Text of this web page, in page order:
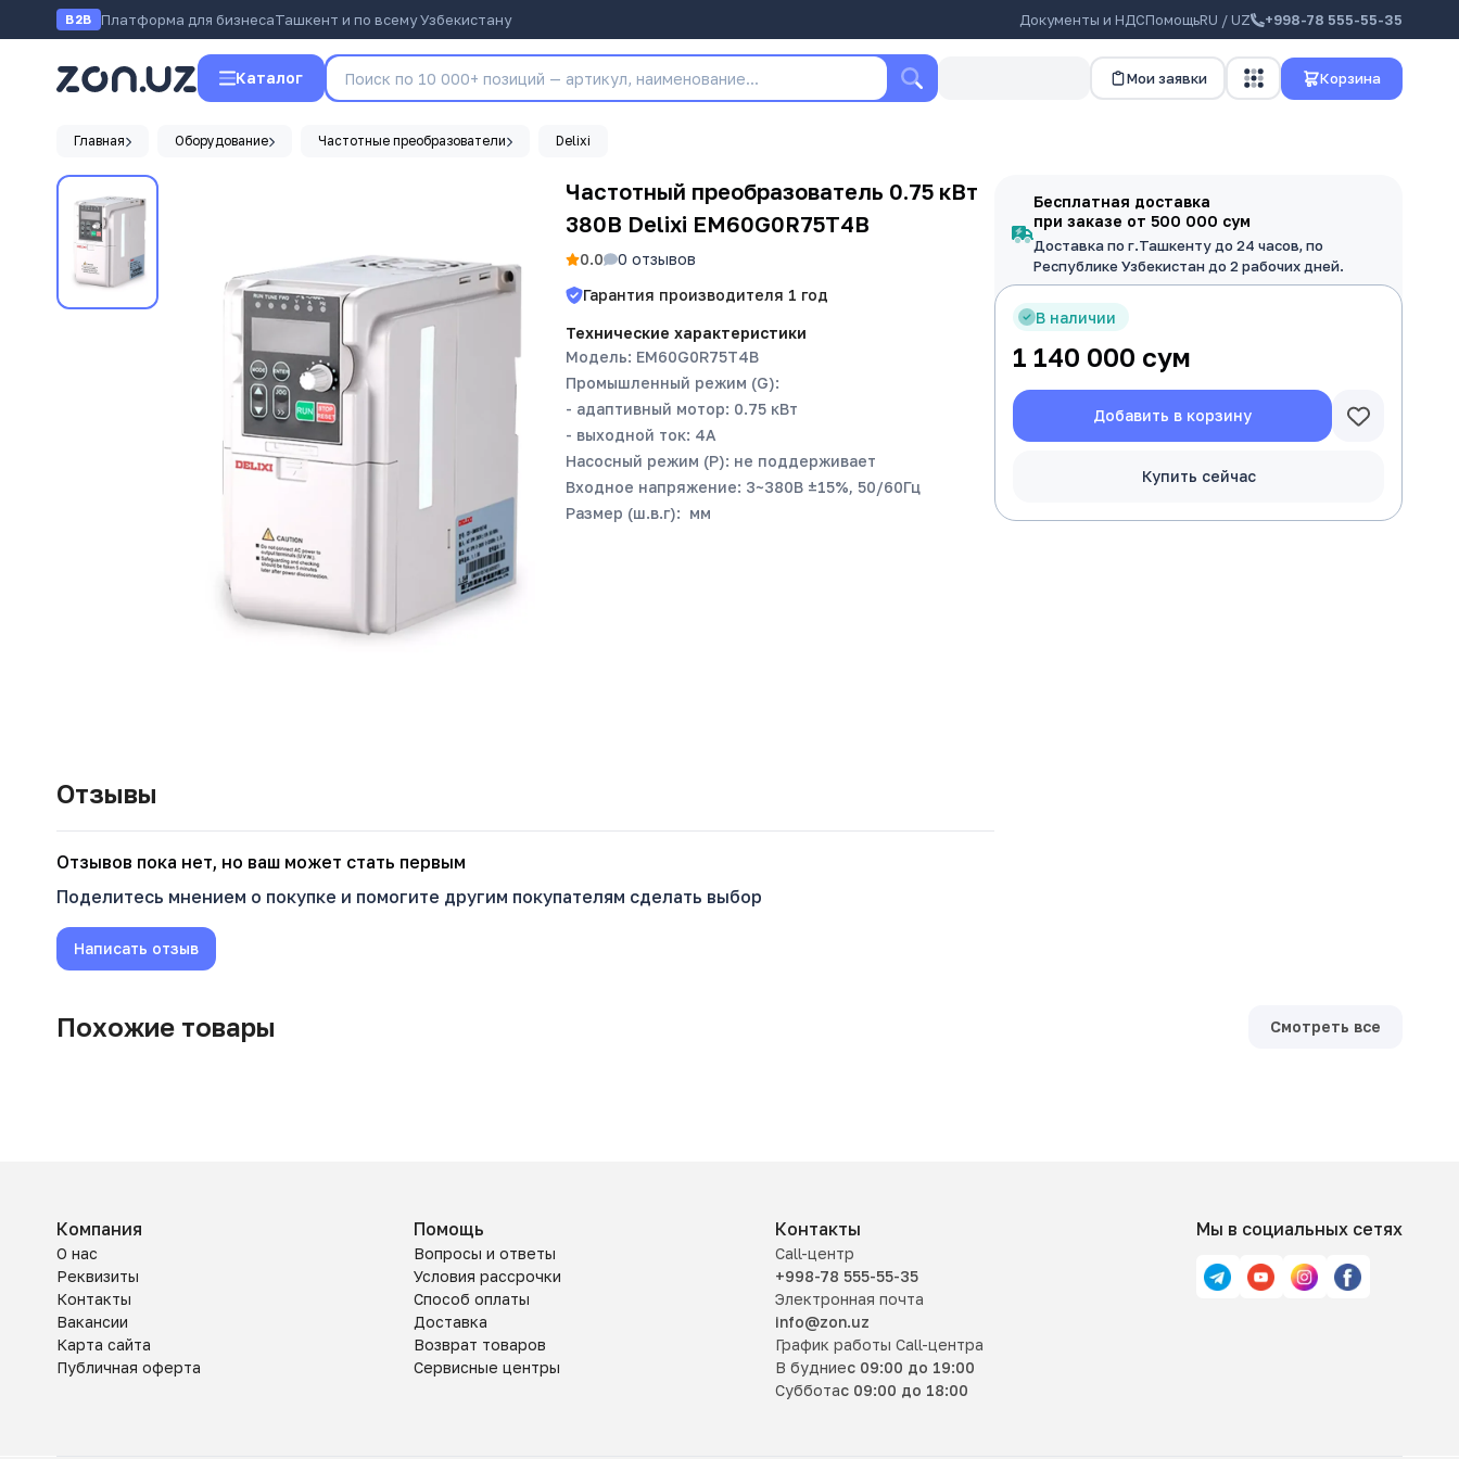
B2B Платформа для бизнесаТашкент и по всему Узбекистану Документы и НДСПомощьRU / UZ +998-78 555-55-35
Каталог Мои заявки Корзина
Главная Оборудование Частотные преобразователи Delixi
Частотный преобразователь 0.75 кВт
380В Delixi EM60G0R75T4B
0.0 0 отзывов
Гарантия производителя 1 год
Технические характеристики
Модель: EM60G0R75T4B
Промышленный режим (G):
- адаптивный мотор: 0.75 кВт
- выходной ток: 4А
Насосный режим (P): не поддерживает
Входное напряжение: 3~380В ±15%, 50/60Гц
Размер (ш.в.г): мм
Бесплатная доставка
при заказе от 500 000 сум
Доставка по г.Ташкенту до 24 часов, по
Республике Узбекистан до 2 рабочих дней.
В наличии
1 140 000 сум
Добавить в корзину
Купить сейчас
Отзывы
Oтзывов пока нет, но ваш может стать первым
Поделитесь мнением о покупке и помогите другим покупателям сделать выбор
Написать отзыв
Похожие товары Смотреть все
Компания
О нас
Реквизиты
Контакты
Вакансии
Карта сайта
Публичная оферта
Помощь
Вопросы и ответы
Условия рассрочки
Способ оплаты
Доставка
Возврат товаров
Сервисные центры
Контакты
Call-центр
+998-78 555-55-35
Электронная почта
info@zon.uz
График работы Call-центра
В будниес 09:00 до 19:00
Субботас 09:00 до 18:00
Мы в социальных сетях